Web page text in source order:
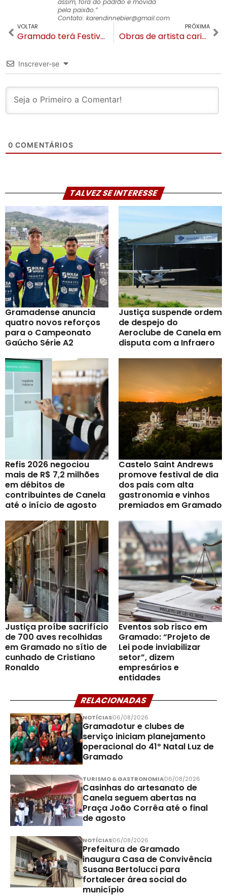
pela paixão.”
Contato: karendinnebier@gmail.com
VOLTAR
Gramado terá Festival Internacional Literário em setembro
PRÓXIMA
Obras de artista carioca em Gramado retratam paisagens do RS com toques de surrealismo
Inscrever-se
0 COMENTÁRIOS
TALVEZ SE INTERESSE
Gramadense anuncia
quatro novos reforços
para o Campeonato
Gaúcho Série A2
Justiça suspende ordem
de despejo do
Aeroclube de Canela em
disputa com a Infraero
Refis 2026 negociou
mais de R$ 7,2 milhões
em débitos de
contribuintes de Canela
até o início de agosto
Castelo Saint Andrews
promove festival de dia
dos pais com alta
gastronomia e vinhos
premiados em Gramado
Justiça proíbe sacrifício
de 700 aves recolhidas
em Gramado no sítio de
cunhado de Cristiano
Ronaldo
Eventos sob risco em
Gramado: “Projeto de
Lei pode inviabilizar
setor”, dizem
empresários e
entidades
RELACIONADAS
NOTÍCIAS06/08/2026
Gramadotur e clubes de
serviço iniciam planejamento
operacional do 41º Natal Luz de
Gramado
TURISMO & GASTRONOMIA06/08/2026
Casinhas do artesanato de
Canela seguem abertas na
Praça João Corrêa até o final
de agosto
NOTÍCIAS06/08/2026
Prefeitura de Gramado
inaugura Casa de Convivência
Susana Bertolucci para
fortalecer área social do
município